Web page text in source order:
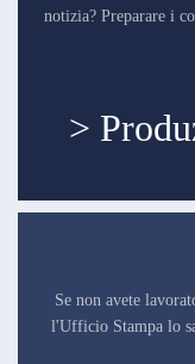
notizia? Preparare i
>
Se non avete
l'Ufficio Stampa lo